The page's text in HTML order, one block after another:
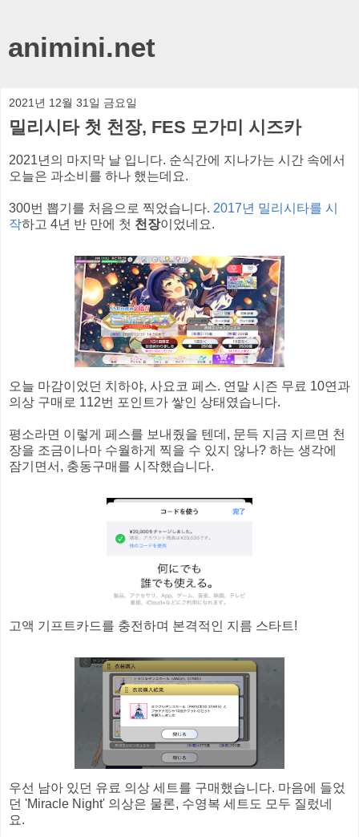
animini.net
2021년 12월 31일 금요일
밀리시타 첫 천장, FES 모가미 시즈카
2021년의 마지막 날 입니다. 순식간에 지나가는 시간 속에서
오늘은 과소비를 하나 했는데요.
300번 뽑기를 처음으로 찍었습니다. 2017년 밀리시타를 시
작하고 4년 반 만에 첫 천장이었네요.
오늘 마감이었던 치하야, 사요코 페스. 연말 시즌 무료 10연과
의상 구매로 112번 포인트가 쌓인 상태였습니다.
평소라면 이렇게 페스를 보내줬을 텐데, 문득 지금 지르면 천
장을 조금이나마 수월하게 찍을 수 있지 않나? 하는 생각에
잠기면서, 충동구매를 시작했습니다.
고액 기프트카드를 충전하며 본격적인 지름 스타트!
우선 남아 있던 유료 의상 세트를 구매했습니다. 마음에 들었
던 'Miracle Night' 의상은 물론, 수영복 세트도 모두 질렀네
요.